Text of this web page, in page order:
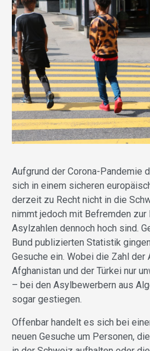
Aufgrund der Corona-Pandemie
sich in einem sicheren
derzeit zu Recht nicht in die
nimmt jedoch mit Befremden zur
Asylzahlen dennoch hoch sind.
Bund publizierten Statistik
Gesuche ein. Wobei die Zahl
Afghanistan und der Türkei nur
– bei den Asylbewerbern aus
sogar gestiegen.
Offenbar handelt es sich bei
neuen Gesuche um Personen,